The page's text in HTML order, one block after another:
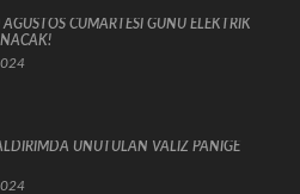
CUMARTESİ GÜNÜ ELEKTRİK
UNUTULAN VALİZ PANİĞE